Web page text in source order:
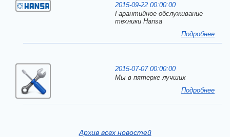
2015-09-22 00:00:00
Гарантийное обслуживание
техники Hansa
Подробнее
2015-07-07 00:00:00
Мы в пятерке лучших
Подробнее
Архив всех новостей